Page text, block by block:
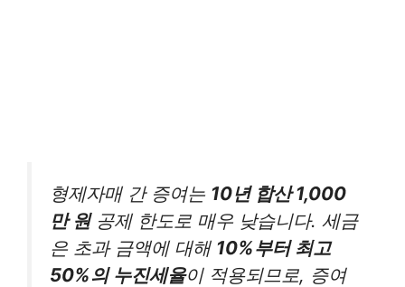
형제자매 간 증여는 10년 합산 1,000
만 원공제 한도로 매우 낮습니다. 세금
은 초과 금액에 대해 10%부터 최고
50%의 누진세율이 적용되므로, 증여